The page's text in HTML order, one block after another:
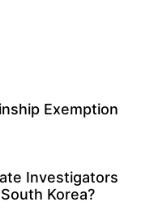
Exemption
Investigators
Korea?